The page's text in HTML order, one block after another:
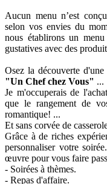
Aucun menu n’est
selon vos envies du
nous établirons un
gustatives avec des
Osez la découverte
"Un Chef chez Vous" ...
Je m'occuperais de
que le rangement de
romantique! ...
Et sans corvée de
Grâce à de riches
personnaliser votre
œuvre pour vous faire
- Soirées à thèmes.
- Repas d'affaire.